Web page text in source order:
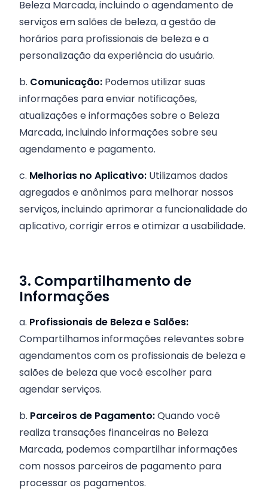
Beleza Marcada, incluindo o agendamento de
serviços em salões de beleza, a gestão de
horários para profissionais de beleza e a
personalização da experiência do usuário.
b. Comunicação: Podemos utilizar suas
informações para enviar notificações,
atualizações e informações sobre o Beleza
Marcada, incluindo informações sobre seu
agendamento e pagamento.
c. Melhorias no Aplicativo: Utilizamos dados
agregados e anônimos para melhorar nossos
serviços, incluindo aprimorar a funcionalidade do
aplicativo, corrigir erros e otimizar a usabilidade.
3. Compartilhamento de
Informações
a. Profissionais de Beleza e Salões:
Compartilhamos informações relevantes sobre
agendamentos com os profissionais de beleza e
salões de beleza que você escolher para
agendar serviços.
b. Parceiros de Pagamento:Quando você
realiza transações financeiras no Beleza
Marcada, podemos compartilhar informações
com nossos parceiros de pagamento para
processar os pagamentos.